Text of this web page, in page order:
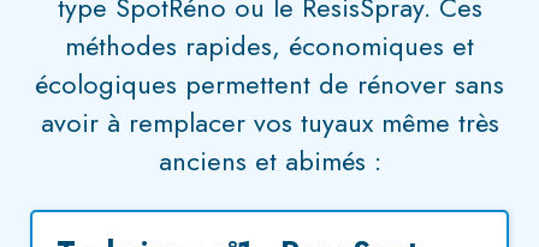
méthodes rapides, économiques et
écologiques permettent de rénover sans
avoir à remplacer vos tuyaux même très
anciens et abimés :